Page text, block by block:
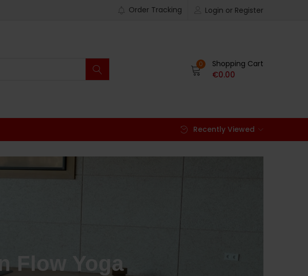
Login or Register
Order Tracking
0 Shopping Cart
€0.00
Recently Viewed
Flow Yoga